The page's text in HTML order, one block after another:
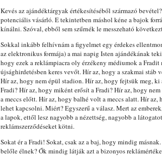
Kevés az ajándéktárgyak értékesítéséből származó
potenciális vásárló. E tekintetben máshol kéne a bajok
kínálni. Szóval, ebből sem szűrnék le messzeható
Sokkal inkább felhívnám a figyelmet egy érdekes
az elektronikus formája) a mai napig Isten ajándékának
hogy ezek a reklámpiacra oly érzékeny médiumok a
újsághirdetésben keres vevőt. Hír az, hogy a szakmai
Hír az, hogy nem épül stadion. Hír az, hogy fejtsük meg,
Fradi? Hír az, hogy miként erősít a Fradi? Hír az, hogy
a meccs előtt. Hír az, hogy balhé volt a meccs alatt. Hír
lehet kapcsolni. Miért? Egyszerű a válasz. Mert az
a lapok, ettől lesz nagyobb a nézettség, nagyobb a
reklámszerződéseket kötni.
Sokat ér a Fradi! Sokat, csak az a baj, hogy mindig
belőle élnek? Ők mindig látják azt a bizonyos